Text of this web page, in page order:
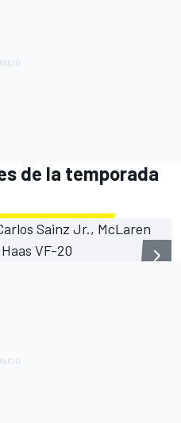
de la temporada